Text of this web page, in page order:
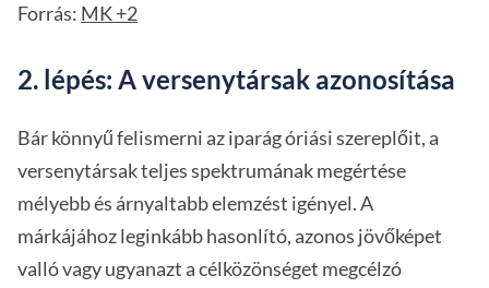
Forrás: MK +2
2. lépés: A versenytársak azonosítása
Bár könnyű felismerni az iparág óriási szereplőit, a
versenytársak teljes spektrumának megértése
mélyebb és árnyaltabb elemzést igényel. A
márkájához leginkább hasonlító, azonos jövőképet
valló vagy ugyanazt a célközönséget megcélzó